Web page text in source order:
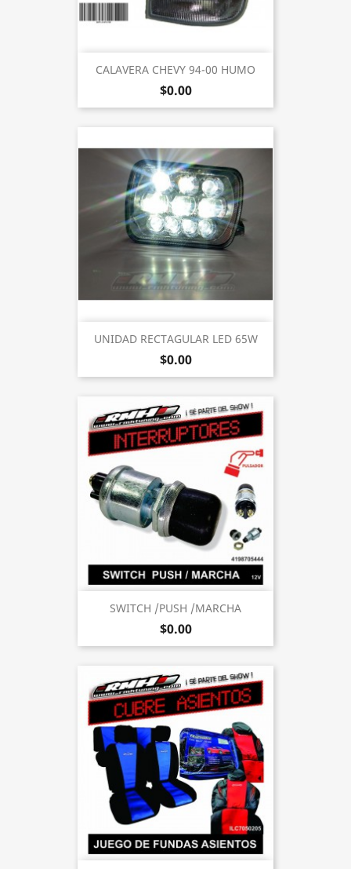
CALAVERA CHEVY 94-00 HUMO
$0.00
UNIDAD RECTAGULAR LED 65W
$0.00
SWITCH /PUSH /MARCHA
$0.00